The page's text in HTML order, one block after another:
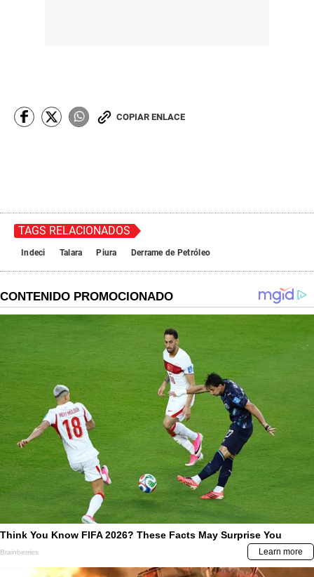
COPIAR ENLACE
TAGS RELACIONADOS
Indeci Talara Piura Derrame de Petróleo